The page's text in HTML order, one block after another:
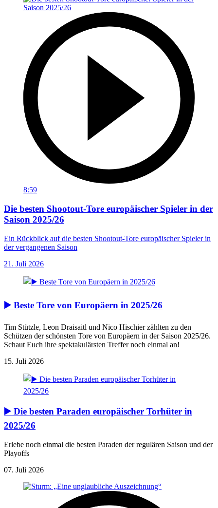
8:59
Die besten Shootout-Tore europäischer Spieler in der
Saison 2025/26
Ein Rückblick auf die besten Shootout-Tore europäischer Spieler in
der vergangenen Saison
21. Juli 2026
▶️ Beste Tore von Europäern in 2025/26
Tim Stützle, Leon Draisaitl und Nico Hischier zählten zu den
Schützen der schönsten Tore von Europäern in der Saison 2025/26.
Schaut Euch ihre spektakulärsten Treffer noch einmal an!
15. Juli 2026
▶️ Die besten Paraden europäischer Torhüter in
2025/26
Erlebe noch einmal die besten Paraden der regulären Saison und der
Playoffs
07. Juli 2026